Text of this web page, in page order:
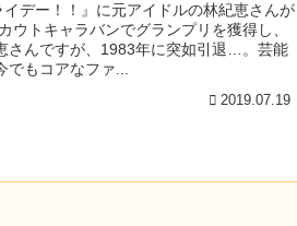
デー！！』に元アイドルの林紀恵さんが
ウトキャラバンでグランプリを獲得し、
さんですが、1983年に突如引退…。芸能
でもコアなファ...
2019.07.19